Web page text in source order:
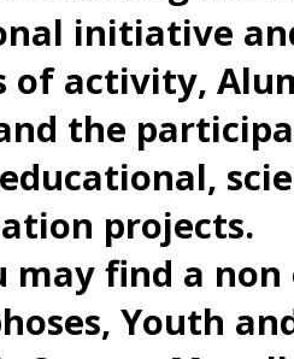
initiative
of activity,
the
projects.
may find a
Youth